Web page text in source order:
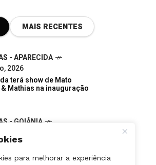
para melhorar a experiência
- APARECIDA
terá show de Mato
Mathias na inauguração
- GOIÂNIA
à oportunidade:
verde em Goiás
- APARECIDA